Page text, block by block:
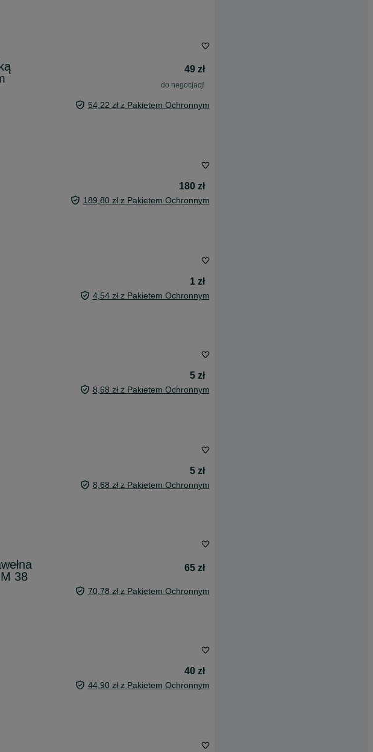
49 zł
do negocjacji
54,22 zł z Pakietem Ochronnym
180 zł
189,80 zł z Pakietem Ochronnym
1 zł
4,54 zł z Pakietem Ochronnym
5 zł
8,68 zł z Pakietem Ochronnym
5 zł
8,68 zł z Pakietem Ochronnym
38
65 zł
70,78 zł z Pakietem Ochronnym
40 zł
44,90 zł z Pakietem Ochronnym